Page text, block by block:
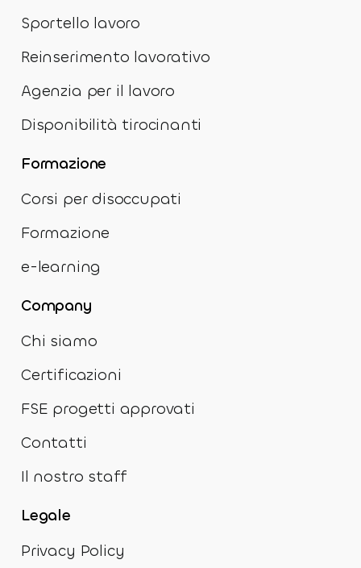
Sportello lavoro
Reinserimento lavorativo
Agenzia per il lavoro
Disponibilità tirocinanti
Formazione
Corsi per disoccupati
Formazione
e-learning
Company
Chi siamo
Certificazioni
FSE progetti approvati
Contatti
Il nostro staff
Legale
Privacy Policy